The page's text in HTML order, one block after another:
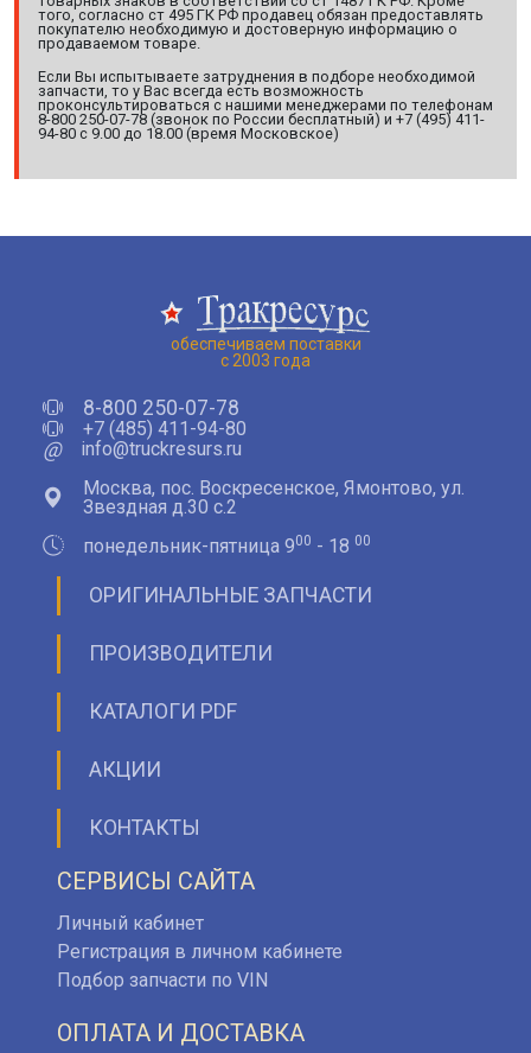
того, согласно ст 495 ГК РФ продавец обязан предоставлять
покупателю необходимую и достоверную информацию о
продаваемом товаре.
Если Вы испытываете затруднения в подборе необходимой
запчасти, то у Вас всегда есть возможность
проконсультироваться с нашими менеджерами по телефонам
8-800 250-07-78 (звонок по России бесплатный) и +7 (495) 411-
94-80 с 9.00 до 18.00 (время Московское)
обеспечиваем поставки
с 2003 года
8-800 250-07-78
+7 (485) 411-94-80
@
info@truckresurs.ru
Москва, пос. Воскресенское, Ямонтово, ул.
Звездная д.30 с.2
понедельник-пятница 900 - 18 00
ОРИГИНАЛЬНЫЕ ЗАПЧАСТИ
ПРОИЗВОДИТЕЛИ
КАТАЛОГИ PDF
АКЦИИ
КОНТАКТЫ
СЕРВИСЫ САЙТА
Личный кабинет
Регистрация в личном кабинете
Подбор запчасти по VIN
ОПЛАТА И ДОСТАВКА